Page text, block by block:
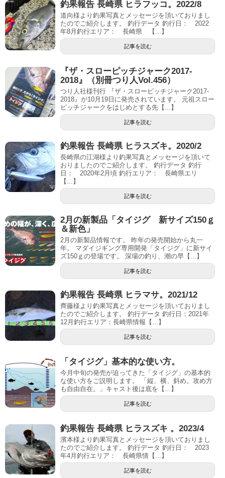
釣果報告 長崎県 ヒラフッコ。2022/8
道向様より釣果写真とメッセージを頂いておりまし
たのでご紹介します。 釣行データ 釣行日： 2022
年8月釣行エリア： 長崎県 【...】
記事を読む
『ザ・スローピッチジャーク2017-
2018』（別冊つり人Vol.456）
つり人社様刊行 『ザ・スローピッチジャーク2017-
2018』が10月19日に発売されています。 元祖スロー
ピッチジャークをはじめとする先【...】
記事を読む
釣果報告 長崎県 ヒラスズキ。2020/2
長崎県の江湖様より釣果写真とメッセージを頂いて
おりましたのでご紹介します。 釣行データ 釣行
日： 2020年2月頃 釣行エリア： 長崎県エリ
【...】
記事を読む
2月の新製品「タイジグ 新サイズ150ｇ
＆新色」
2月の新製品情報です。 昨年の発売開始から丸一
年。 マダイジギング専用開発「タイジグ」に新サイ
ズ150ｇの登場です。 深場の釣り、潮の早【...】
記事を読む
釣果報告 長崎県 ヒラマサ。2021/12
齊藤様より釣果写真とメッセージを頂いておりまし
たのでご紹介します。 釣行データ 釣行日：2021年
12月釣行エリア：長崎県情報【...】
記事を読む
「タイジグ」基本的な使い方。
今月中旬の発売が迫ってきた「タイジグ」の基本的
な使い方をご説明します。 「縦、横、斜め。攻め方
も自由自在。」キャスト後は底を【...】
記事を読む
釣果報告 長崎県 ヒラスズキ 。2023/4
濱本様より釣果写真とメッセージを頂いておりまし
たのでご紹介します。 釣行データ 釣行日： 2023
年4月釣行エリア： 長崎県情【...】
記事を読む